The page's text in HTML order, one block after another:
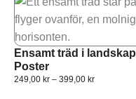
Ensamt träd i
Poster
249,00 kr – 399,00 kr